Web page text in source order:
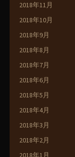
2018年11月
2018年10月
2018年9月
2018年8月
2018年7月
2018年6月
2018年5月
2018年4月
2018年3月
2018年2月
2018年1月